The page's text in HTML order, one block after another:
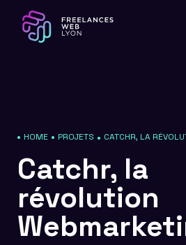
HOME PROJETS CATCHR, LA
Catchr, la
révolution